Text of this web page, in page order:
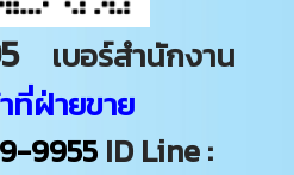
เบอร์สำนักงาน
ที่ฝ่ายขาย
9955 ID Line :